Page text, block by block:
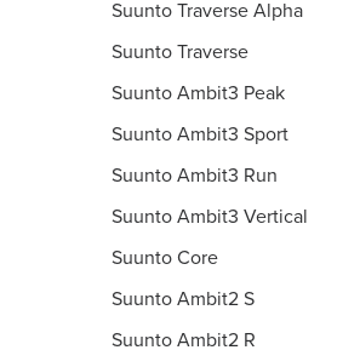
Suunto Traverse Alpha
Suunto Traverse
Suunto Ambit3 Peak
Suunto Ambit3 Sport
Suunto Ambit3 Run
Suunto Ambit3 Vertical
Suunto Core
Suunto Ambit2 S
Suunto Ambit2 R